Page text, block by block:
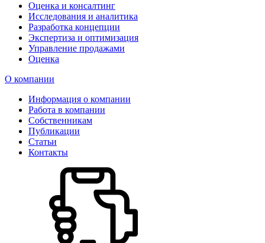
Оценка и консалтинг
Исследования и аналитика
Разработка концепции
Экспертиза и оптимизация
Управление продажами
Оценка
О компании
Информация о компании
Работа в компании
Собственникам
Публикации
Статьи
Контакты